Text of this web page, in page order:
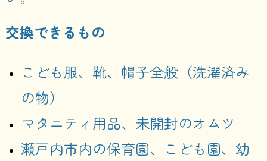
交換できるもの
こども服、靴、帽子全般（洗濯済み
の物）
マタニティ用品、未開封のオムツ
瀬戸内市内の保育園、こども園、幼